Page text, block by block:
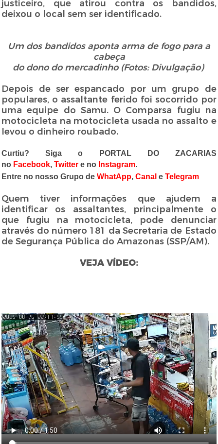
justiceiro, que atirou contra os bandidos,
deixou o local sem ser identificado.
Um dos bandidos aponta arma de fogo para a
cabeça
do dono do mercadinho (Fotos: Divulgação)
Depois de ser espancado por um grupo de
populares, o assaltante ferido foi socorrido por
uma equipe do Samu. O Comparsa fugiu na
motocicleta na motocicleta usada no assalto e
levou o dinheiro roubado.
Curtiu? Siga o PORTAL DO ZACARIAS
no Facebook,Twitter e no Instagram.
Entre no nosso Grupo deWhatApp,Canal eTelegram
Quem tiver informações que ajudem a
identificar os assaltantes, principalmente o
que fugiu na motocicleta, pode denunciar
através do número 181 da Secretaria de Estado
de Segurança Pública do Amazonas (SSP/AM).
VEJA VÍDEO: